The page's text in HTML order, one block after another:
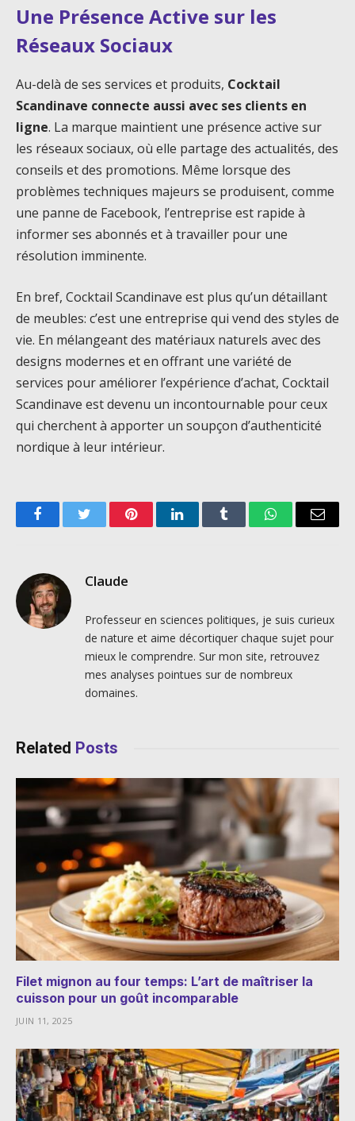
Une Présence Active sur les
Réseaux Sociaux
Au-delà de ses services et produits, Cocktail
Scandinave connecte aussi avec ses clients en
ligne. La marque maintient une présence active sur
les réseaux sociaux, où elle partage des actualités, des
conseils et des promotions. Même lorsque des
problèmes techniques majeurs se produisent, comme
une panne de Facebook, l’entreprise est rapide à
informer ses abonnés et à travailler pour une
résolution imminente.
En bref, Cocktail Scandinave est plus qu’un détaillant
de meubles: c’est une entreprise qui vend des styles de
vie. En mélangeant des matériaux naturels avec des
designs modernes et en offrant une variété de
services pour améliorer l’expérience d’achat, Cocktail
Scandinave est devenu un incontournable pour ceux
qui cherchent à apporter un soupçon d’authenticité
nordique à leur intérieur.
FacebookTwitter PinterestLinkedInTumblr WhatsAppEmail
Claude
Professeur en sciences politiques, je suis curieux
de nature et aime décortiquer chaque sujet pour
mieux le comprendre. Sur mon site, retrouvez
mes analyses pointues sur de nombreux
domaines.
Related Posts
Filet mignon au four temps: L’art de maîtriser la
cuisson pour un goût incomparable
JUIN 11, 2025